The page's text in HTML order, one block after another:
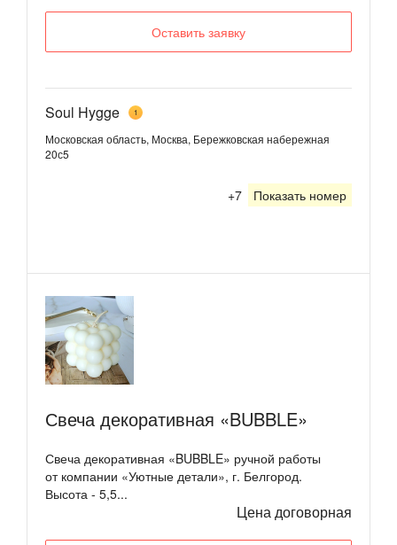
Оставить заявку
Soul Hygge 1
Московская область, Москва, Бережковская набережная
20с5
+7 Показать номер
Свеча декоративная «BUBBLE»
Свеча декоративная «BUBBLE» ручной работы
от компании «Уютные детали», г. Белгород.
Высота - 5,5...
Цена договорная